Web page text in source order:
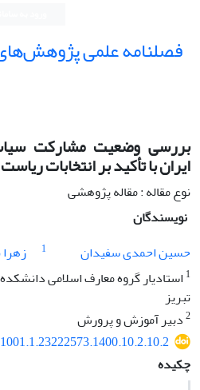
فصلنامه علمی
بررسی وضعیت مشارکت
ایران با تأکید بر انتخابات
نوع مقاله : مقاله پژوهشی
نویسندگان
حسین احمدی سفیدان
1
1 استادیار گروه معارف اسلامی
تبریز
2دبیر آموزش و پرورش
چکیده